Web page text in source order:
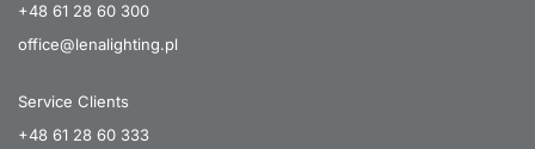
+48 61 28 60 300
office@lenalighting.pl
Service Clients
+48 61 28 60 333